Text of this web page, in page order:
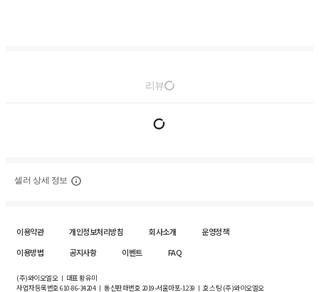
리뷰
셀러 상세 정보
이용약관 개인정보처리방침 회사소개
운영정책
이용방법
공지사항 이벤트 FAQ
(주)와이오엘오 ㅣ 대표 황유미
사업자등록번호610-86-34204ㅣ 통신판매번호 2019-서울마포-1239 ㅣ 호스팅 (주)와이오엘오